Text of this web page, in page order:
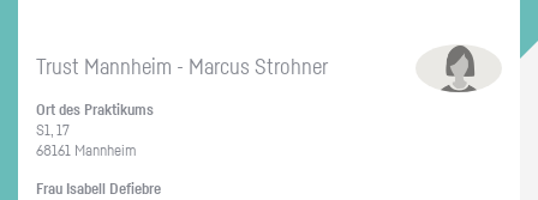
Trust Mann­heim - Mar­cus Stroh­ner
Ort des Prak­ti­kums
S1, 17
68161 Mann­heim
Frau Isa­bell De­fieb­re